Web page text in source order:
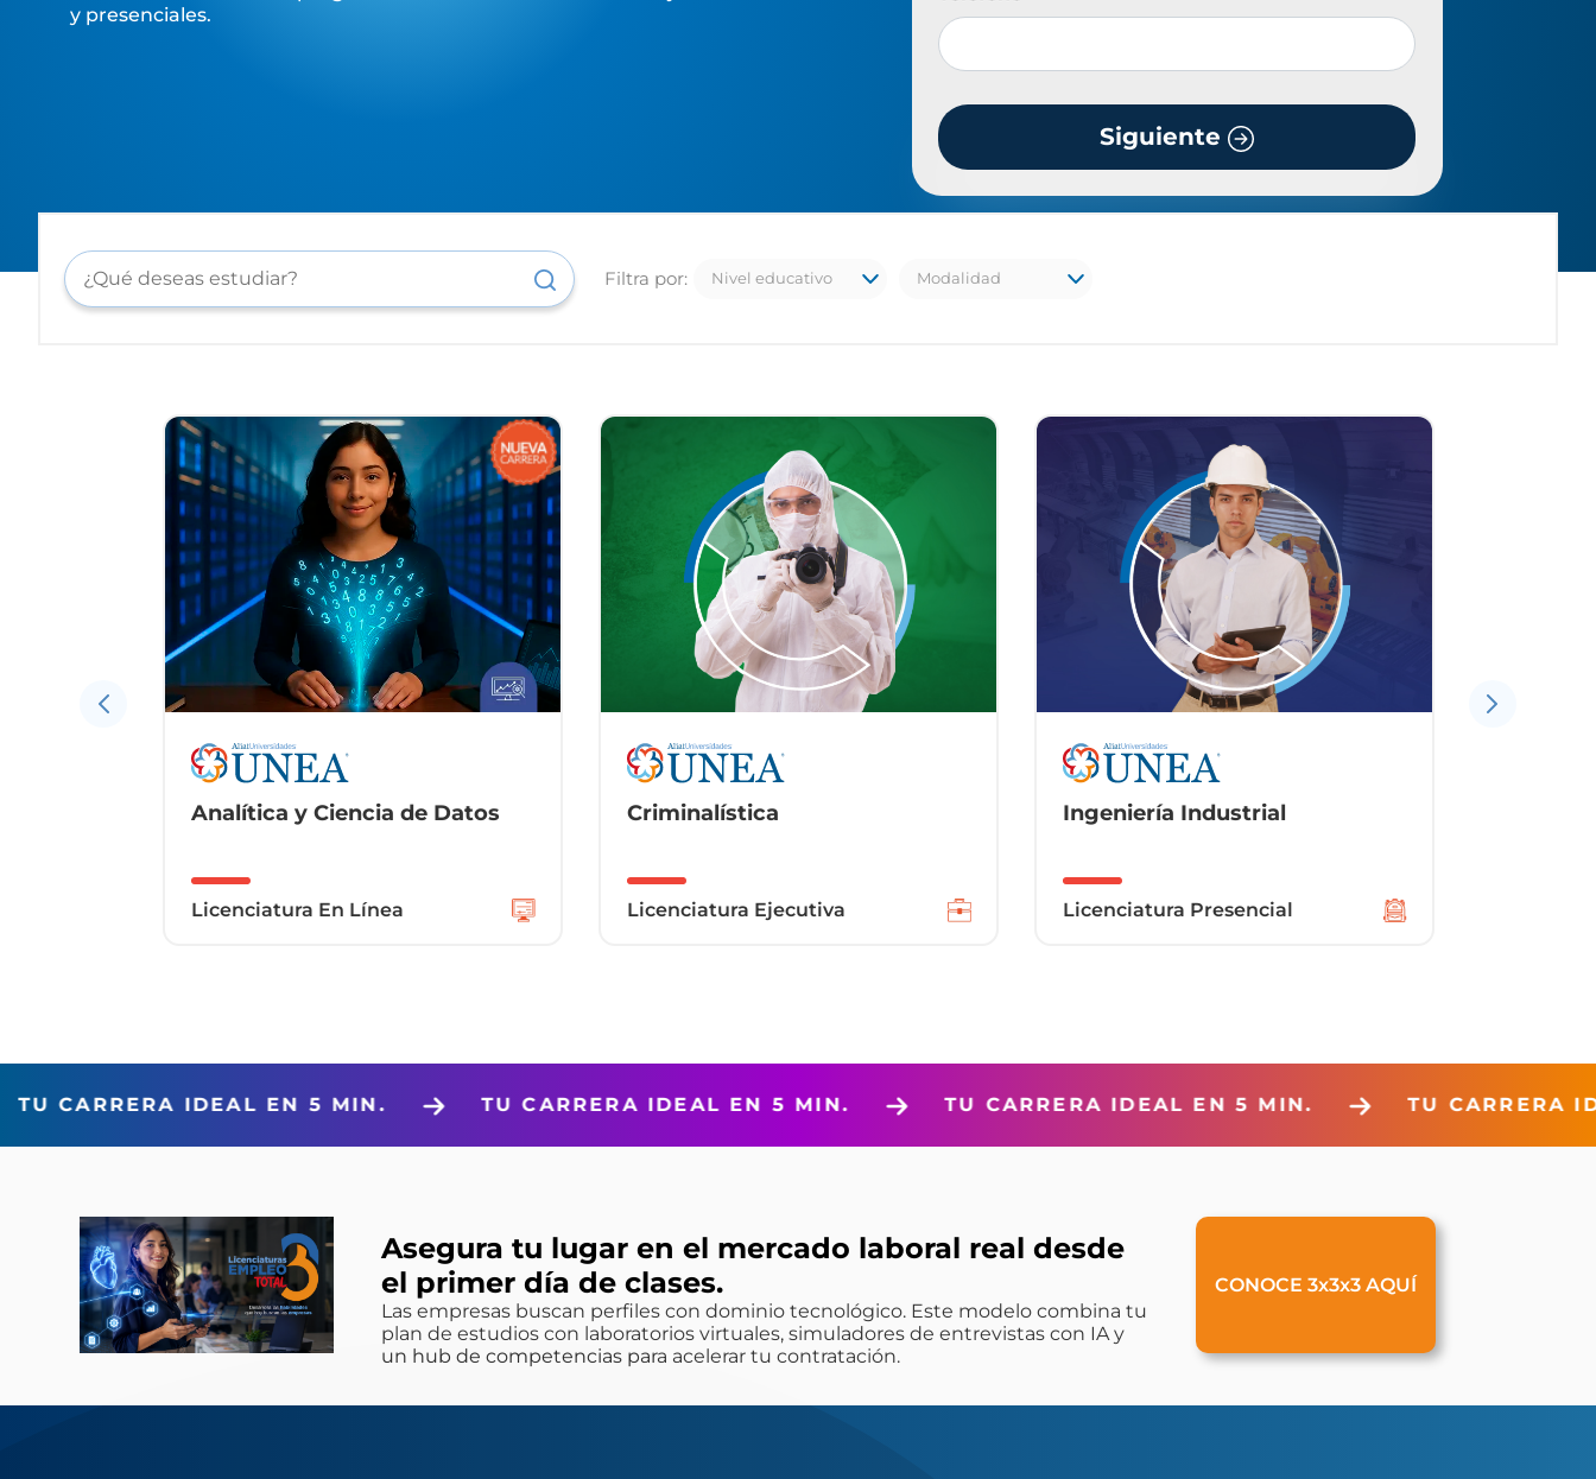
y presenciales.
Siguiente
Filtra por:
Criminalística
Licenciatura Ejecutiva
Ingeniería Industrial
Licenciatura Presencial
Arquitectura
Licenciatura Presencial
EN 5 MIN. TU CARRERA IDEAL EN 5 MIN. TU CARRERA IDEAL EN 5 MIN. TU CARRERA IDEAL EN 5 MIN.
Asegura tu lugar en el mercado laboral real desde
el primer día de clases.
Las empresas buscan perfiles con dominio tecnológico. Este modelo combina tu
plan de estudios con laboratorios virtuales, simuladores de entrevistas con IA y
un hub de competencias para acelerar tu contratación.
CONOCE 3x3x3 AQUÍ